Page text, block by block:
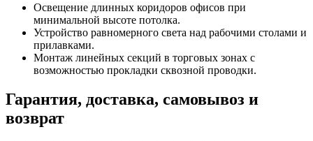
Освещение длинных коридоров офисов при
минимальной высоте потолка.
Устройство равномерного света над рабочими столами и
прилавками.
Монтаж линейных секций в торговых зонах с
возможностью прокладки сквозной проводки.
Гарантия, доставка, самовывоз и
возврат